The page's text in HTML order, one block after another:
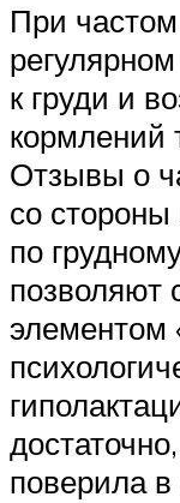
При частом
к груди и
кормлений
Отзывы о
со стороны
по
позволяют
элементом
поверила